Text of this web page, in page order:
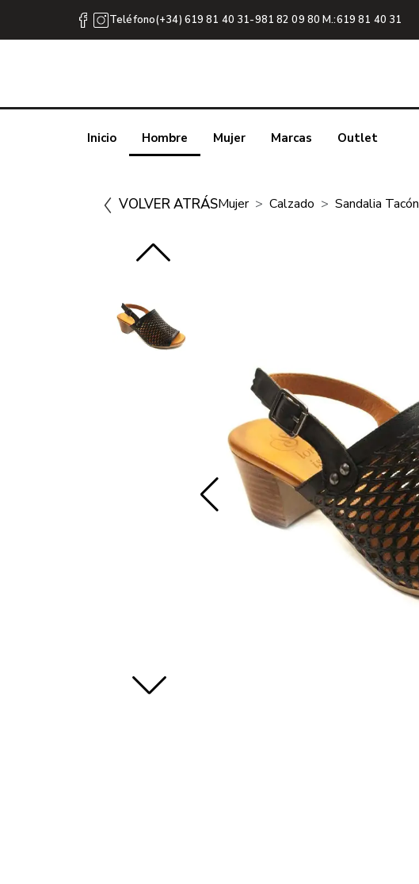
Teléfono(+34) 619 81 40 31-981 82 09 80 M.:619 81 40 31
Inicio Hombre Mujer Marcas Outlet
VOLVER ATRÁSMujer Calzado Sandalia Tacón